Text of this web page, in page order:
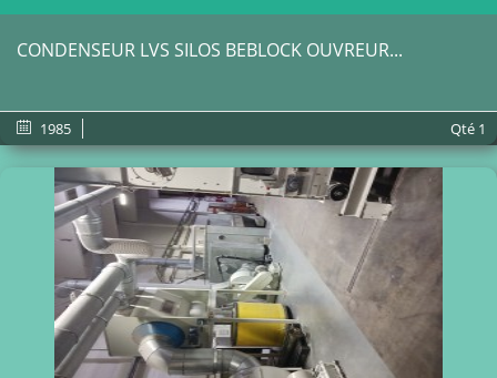
CONDENSEUR LVS SILOS BEBLOCK OUVREUR...
1985 Qté 1